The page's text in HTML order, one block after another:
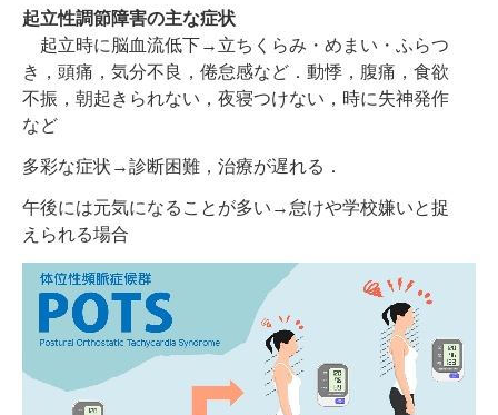
起立性調節障害の主な症状
起立時に脳血流低下→立ちくらみ・めまい・ふらつ
き，頭痛，気分不良，倦怠感など． 動悸，腹痛，食欲
不振，朝起きられない，夜寝つけない，時に失神発作
など
多彩な症状→診断困難，治療が遅れる．
午後には元気になることが多い→怠けや学校嫌いと捉
えられる場合